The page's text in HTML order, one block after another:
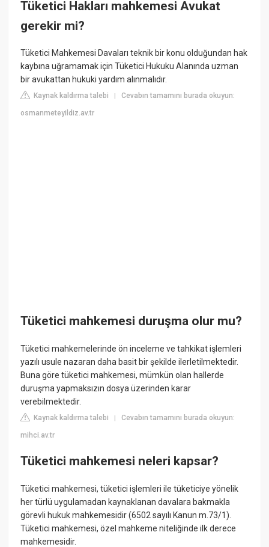
Tüketici Hakları mahkemesi Avukat
gerekir mi?
Tüketici Mahkemesi Davaları teknik bir konu olduğundan hak
kaybına uğramamak için Tüketici Hukuku Alanında uzman
bir avukattan hukuki yardım alınmalıdır.
Kaynak kaldırma talebi |Cevabın tamamını burada okuyun:
osmanmeteyildiz.av.tr
Tüketici mahkemesi duruşma olur mu?
Tüketici mahkemelerinde ön inceleme ve tahkikat işlemleri
yazılı usule nazaran daha basit bir şekilde ilerletilmektedir.
Buna göre tüketici mahkemesi, mümkün olan hallerde
duruşma yapmaksızın dosya üzerinden karar
verebilmektedir.
Kaynak kaldırma talebi |Cevabın tamamını burada okuyun:
mihci.av.tr
Tüketici mahkemesi neleri kapsar?
Tüketici mahkemesi, tüketici işlemleri ile tüketiciye yönelik
her türlü uygulamadan kaynaklanan davalara bakmakla
görevli hukuk mahkemesidir (6502 sayılı Kanun m.73/1).
Tüketici mahkemesi, özel mahkeme niteliğinde ilk derece
mahkemesidir.